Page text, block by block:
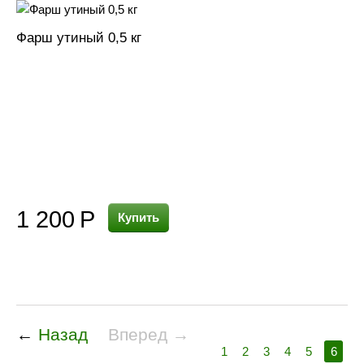
Фарш утиный 0,5 кг
1 200 Р Купить
← Назад Вперед →
1 2 3 4 5 6